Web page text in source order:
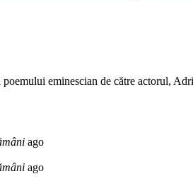
eminescian de către actorul,
ago
ago